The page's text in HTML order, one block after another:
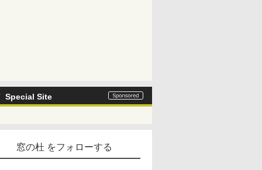
Special Site
窓の杜 をフォローする